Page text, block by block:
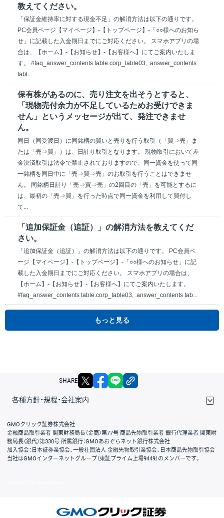
教えてください。
「保証金維持率に対する現金不足」の解消方法は以下の通りです。
PC会員ページ【マイページ】-【トップページ】-「○○様へのお知ら
せ」に記載した入金期日までにご対応ください。 スマホアプリの場
合は、【ホーム】-【お知らせ】-【お客様へ】にてご案内いたしま
す。 #faq_answer_contents table.corp_table03, .answer_contents
tabl...
保有株があるのに、売り注文を出そうとすると、
「現物売付余力が不足しているためお受けできま
せん」というメッセージが出て、発注できませ
ん。
同日（同受渡日）に同銘柄の買いと売りを行う取引（「買⇒売」ま
たは「売⇒買」）は、日計り取引となります。 現物取引において差
金決済取引は法令で禁止されておりますので、同一資金を使って同
一銘柄を同日中に「売⇒買⇒売」のお取引を行うことはできませ
ん。 同銘柄日計り「売⇒買⇒売」の2回目の「売」を可能とするに
は、最初の「売⇒買」を行った時点で同一資金を利用して買付し
て...
「追加保証金（追証）」の解消方法を教えてくだ
さい。
「追加保証金（追証）」の解消方法は以下の通りです。 PC会員ペ
ージ【マイページ】-【トップページ】-「○○様へのお知らせ」に記
載した入金期日までにご対応ください。 スマホアプリの場合は、
【ホーム】-【お知らせ】-【お客様へ】にてご案内いたします。
#faq_answer_contents table.corp_table03, .answer_contents tab...
もっと見る
SHARE X facebook
各種方針・規程・会社案内
取引規程・約款
サイトマップ
その他のご案内
個人情報保護方針
最良執行方針
サイトのご利用について
ディスクレイマー
信託保全
リスク説明
会社案内
GMOクリック証券株式会社
金融商品取引業者 関東財務局長（金商）第77号 商品先物取引業者 銀行代理業者 関東財
務局長（銀代）第330号 所属銀行：GMOあおぞらネット銀行株式会社
加入協会：日本証券業協会、一般社団法人 金融先物取引業協会、日本商品先物取引協会
当社はGMOインターネットグループ（東証プライム上場9449）のメンバーです。